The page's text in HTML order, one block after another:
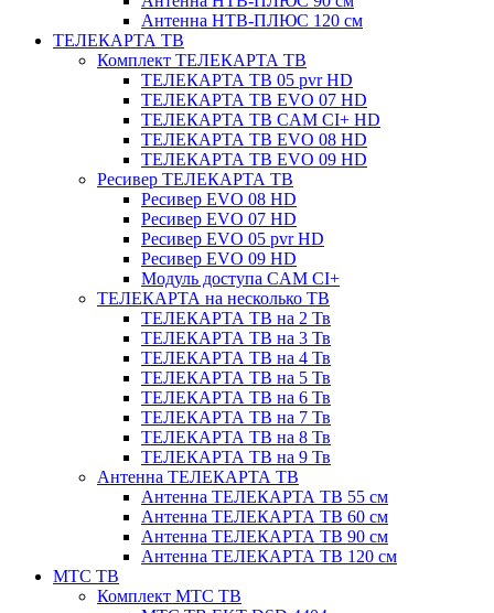
Антенна НТВ-ПЛЮС 120 см
ТЕЛЕКАРТА ТВ
Комплект ТЕЛЕКАРТА ТВ
ТЕЛЕКАРТА ТВ 05 pvr HD
ТЕЛЕКАРТА ТВ EVO 07 HD
ТЕЛЕКАРТА ТВ CAM CI+ HD
ТЕЛЕКАРТА ТВ EVO 08 HD
ТЕЛЕКАРТА ТВ EVO 09 HD
Ресивер ТЕЛЕКАРТА ТВ
Ресивер EVO 08 HD
Ресивер EVO 07 HD
Ресивер EVO 05 pvr HD
Ресивер EVO 09 HD
Модуль доступа CAM CI+
ТЕЛЕКАРТА на несколько ТВ
ТЕЛЕКАРТА ТВ на 2 Тв
ТЕЛЕКАРТА ТВ на 3 Тв
ТЕЛЕКАРТА ТВ на 4 Тв
ТЕЛЕКАРТА ТВ на 5 Тв
ТЕЛЕКАРТА ТВ на 6 Тв
ТЕЛЕКАРТА ТВ на 7 Тв
ТЕЛЕКАРТА ТВ на 8 Тв
ТЕЛЕКАРТА ТВ на 9 Тв
Антенна ТЕЛЕКАРТА ТВ
Антенна ТЕЛЕКАРТА ТВ 55 см
Антенна ТЕЛЕКАРТА ТВ 60 см
Антенна ТЕЛЕКАРТА ТВ 90 см
Антенна ТЕЛЕКАРТА ТВ 120 см
МТС ТВ
Комплект МТС ТВ